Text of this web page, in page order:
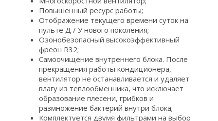
Повышенный ресурс работы;
Отображение текущего времени суток на
пульте Д / У нового поколения;
Озонобезопасный высокоэффективный
фреон R32;
Самоочищение внутреннего блока. После
прекращения работы кондиционера,
вентилятор не останавливается и удаляет
влагу из теплообменника, что исключает
образование плесени, грибков и
размножение бактерий внутри блока;
Комплектуется двумя фильтрами на выбор